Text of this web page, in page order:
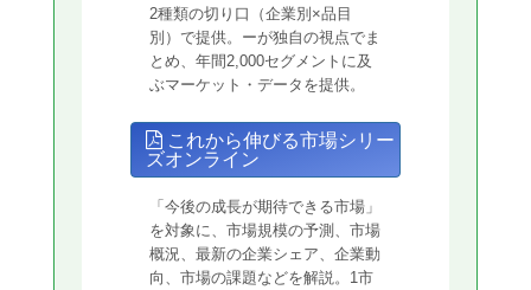
2種類の切り口（企業別×品目
別）で提供。ーが独自の視点でま
とめ、年間2,000セグメントに及
ぶマーケット・データを提供。
これから伸びる市場シリー
ズオンライン
「今後の成長が期待できる市場」
を対象に、市場規模の予測、市場
概況、最新の企業シェア、企業動
向、市場の課題などを解説。1市